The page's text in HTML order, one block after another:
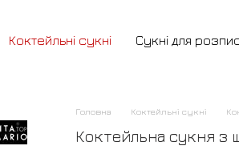
Коктейльні сукні Сукні для
Головна Коктейльні сукні
Коктейльна сукня з